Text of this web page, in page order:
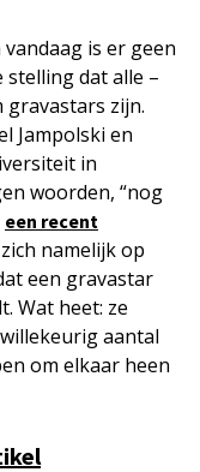
is er geen
dat alle –
zijn.
Jampolski en
in
woorden, “nog
een recent
namelijk op
een gravastar
Wat heet: ze
aantal
om elkaar heen